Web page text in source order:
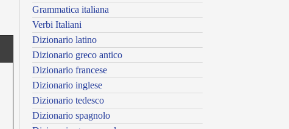
Grammatica italiana
Verbi Italiani
Dizionario latino
Dizionario greco antico
Dizionario francese
Dizionario inglese
Dizionario tedesco
Dizionario spagnolo